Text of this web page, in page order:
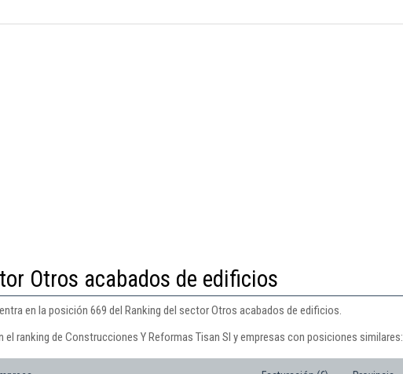
Otros acabados de edificios
en la posición 669 del Ranking del sector Otros acabados de edificios.
ranking de Construcciones Y Reformas Tisan Sl y empresas con posiciones similares: